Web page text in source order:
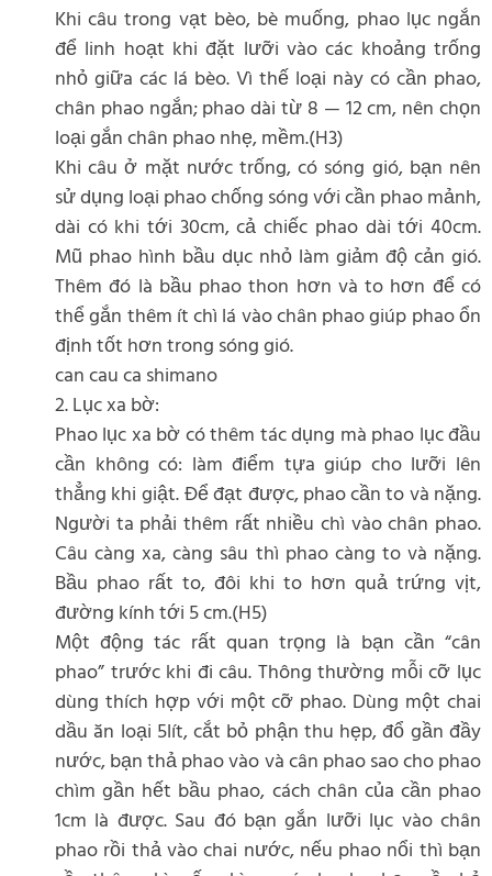
Khi câu trong vạt bèo, bè muống, phao lục ngắn
để linh hoạt khi đặt lưỡi vào các khoảng trống
nhỏ giữa các lá bèo. Vì thế loại này có cần phao,
chân phao ngắn; phao dài từ 8 — 12 cm, nên chọn
loại gắn chân phao nhẹ, mềm.(H3)
Khi câu ở mặt nước trống, có sóng gió, bạn nên
sử dụng loại phao chống sóng với cần phao mảnh,
dài có khi tới 30cm, cả chiếc phao dài tới 40cm.
Mũ phao hình bầu dục nhỏ làm giảm độ cản gió.
Thêm đó là bầu phao thon hơn và to hơn để có
thể gắn thêm ít chì lá vào chân phao giúp phao ổn
định tốt hơn trong sóng gió.
can cau ca shimano
2. Lục xa bờ:
Phao lục xa bờ có thêm tác dụng mà phao lục đầu
cần không có: làm điểm tựa giúp cho lưỡi lên
thẳng khi giật. Để đạt được, phao cần to và nặng.
Người ta phải thêm rất nhiều chì vào chân phao.
Câu càng xa, càng sâu thì phao càng to và nặng.
Bầu phao rất to, đôi khi to hơn quả trứng vịt,
đường kính tới 5 cm.(H5)
Một động tác rất quan trọng là bạn cần “cân
phao” trước khi đi câu. Thông thường mỗi cỡ lục
dùng thích hợp với một cỡ phao. Dùng một chai
dầu ăn loại 5lít, cắt bỏ phận thu hẹp, đổ gần đầy
nước, bạn thả phao vào và cân phao sao cho phao
chìm gần hết bầu phao, cách chân của cần phao
1cm là được. Sau đó bạn gắn lưỡi lục vào chân
phao rồi thả vào chai nước, nếu phao nổi thì bạn